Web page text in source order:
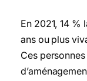
En 2021,14 %
ans ou plus
Ces